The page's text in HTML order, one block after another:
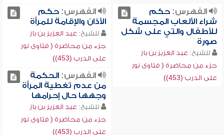
الفهرس:حكم
شراء الألعاب المجسمة
للأطفال والتي على شكل
صورة
للشيخ: عبد العزيز بن باز
جزء من محاضرة ( فتاوى نور
على الدرب (453))
الفهرس:حكم
الأذان والإقامة للمرأة
للشيخ: عبد العزيز بن باز
جزء من محاضرة ( فتاوى نور
على الدرب (453))
الفهرس:الحكمة
من عدم تغطية المرأة
وجهها حال إحرامها
للشيخ: عبد العزيز بن باز
جزء من محاضرة ( فتاوى نور
على الدرب (453))